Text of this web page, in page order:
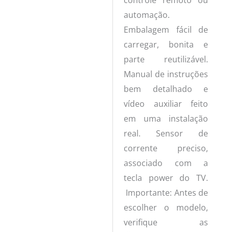
automação.
Embalagem fácil de
carregar, bonita e
parte reutilizável.
Manual de instruções
bem detalhado e
vídeo auxiliar feito
em uma instalação
real. Sensor de
corrente preciso,
associado com a
tecla power do TV.
Importante: Antes de
escolher o modelo,
verifique as